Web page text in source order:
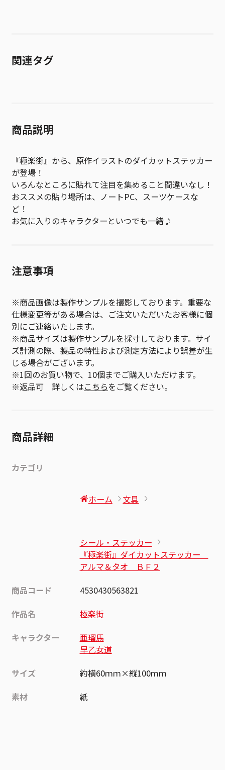
関連タグ
商品説明
『極楽街』から、原作イラストのダイカットステッカー
が登場！
いろんなところに貼れて注目を集めること間違いなし！
おススメの貼り場所は、ノートPC、スーツケースな
ど！
お気に入りのキャラクターといつでも一緒♪
注意事項
※商品画像は製作サンプルを撮影しております。重要な
仕様変更等がある場合は、ご注文いただいたお客様に個
別にご連絡いたします。
※商品サイズは製作サンプルを採寸しております。サイ
ズ計測の際、製品の特性および測定方法により誤差が生
じる場合がございます。
※1回のお買い物で、10個までご購入いただけます。
※返品可 詳しくはこちらをご覧ください。
商品詳細
カテゴリ
ホーム 文具
シール・ステッカー
『極楽街』ダイカットステッカー
アルマ＆タオ ＢＦ２
商品コード
4530430563821
作品名
極楽街
キャラクター
亜瑠馬
早乙女道
サイズ
約横60ｍｍ×縦100ｍｍ
素材
紙